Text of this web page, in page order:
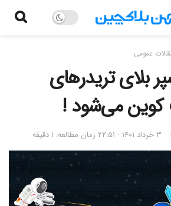
عمومی
بلای تریدر‌های
کوین می‌شود !
۳ خرداد ۱۴۰۱ - ۲۲:۵۱ زمان مطالعه: ۱ دقیقه